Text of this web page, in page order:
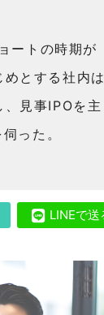
ートの時期が
めとする社内
見事IPOを主
った。
LINEで送